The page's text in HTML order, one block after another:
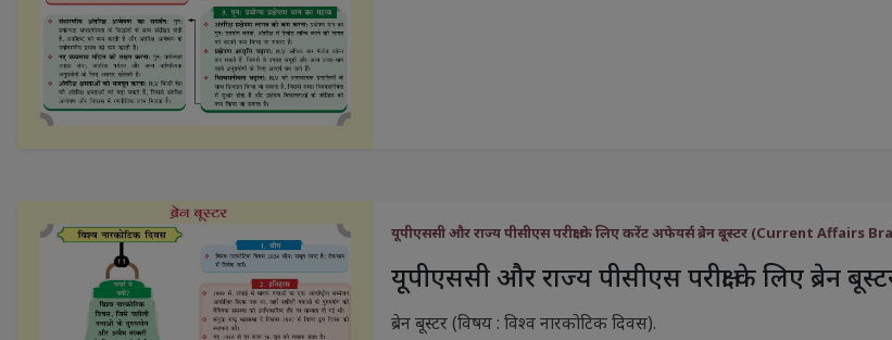
यूपीएससी और राज्य पीसीएस परीक्षा के लिए करेंट अफेयर्स ब्रेन बूस्टर (Current
यूपीएससी और राज्य पीसीएस परीक्षा के लिए ब्रेन
ब्रेन बूस्टर (विषय : विश्व नारकोटिक दिवस).